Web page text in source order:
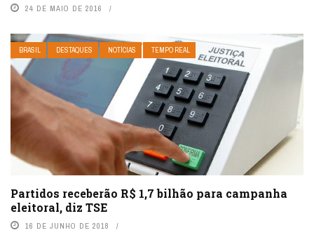
24 DE MAIO DE 2016
BRASIL DESTAQUES NOTÍCIAS TEMPO REAL
Partidos receberão R$ 1,7 bilhão para campanha
eleitoral, diz TSE
16 DE JUNHO DE 2018